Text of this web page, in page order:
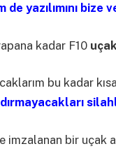
de yazılımını
kadar F10
bu kadar
bir uçak